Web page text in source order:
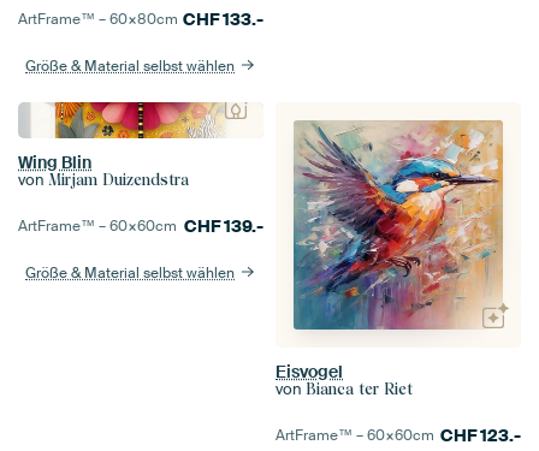
ArtFrame™ –60×80cm CHF133.-
Größe & Material selbst wählen
Wing Blin
von Mirjam Duizendstra
ArtFrame™ –60×60cm CHF139.-
Größe & Material selbst wählen
Eisvogel
von Bianca ter Riet
ArtFrame™ –60×60cm CHF123.-